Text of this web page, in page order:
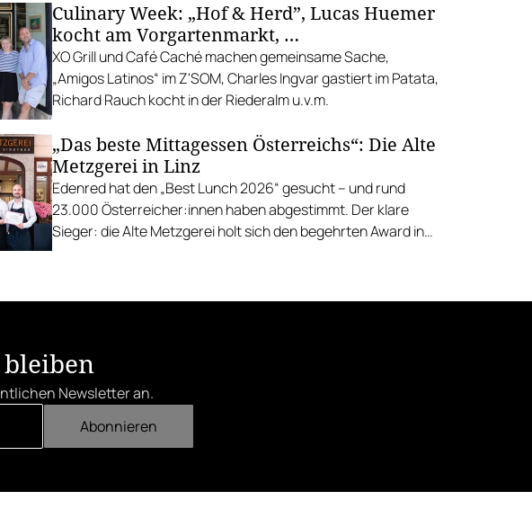
Culinary Week: „Hof & Herd”, Lucas Huemer
kocht am Vorgartenmarkt, …
XO Grill und Café Caché machen gemeinsame Sache,
„Amigos Latinos“ im Z'SOM, Charles Ingvar gastiert im Patata,
Richard Rauch kocht in der Riederalm u.v.m.
„Das beste Mittagessen Österreichs“: Die Alte
Metzgerei in Linz
Edenred hat den „Best Lunch 2026“ gesucht – und rund
23.000 Österreicher:innen haben abgestimmt. Der klare
Sieger: die Alte Metzgerei holt sich den begehrten Award in
Newsletter an.
Abonnieren